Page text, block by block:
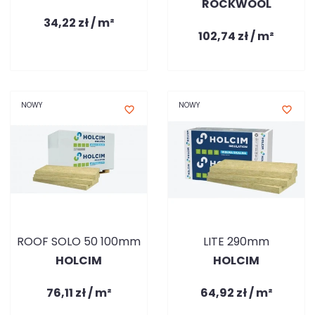
34,22 zł / m²
ROCKWOOL
102,74 zł / m²
NOWY favorite_border
ROOF SOLO 50 100mm
HOLCIM
76,11 zł / m²
NOWY favorite_border
LITE 290mm
HOLCIM
64,92 zł / m²